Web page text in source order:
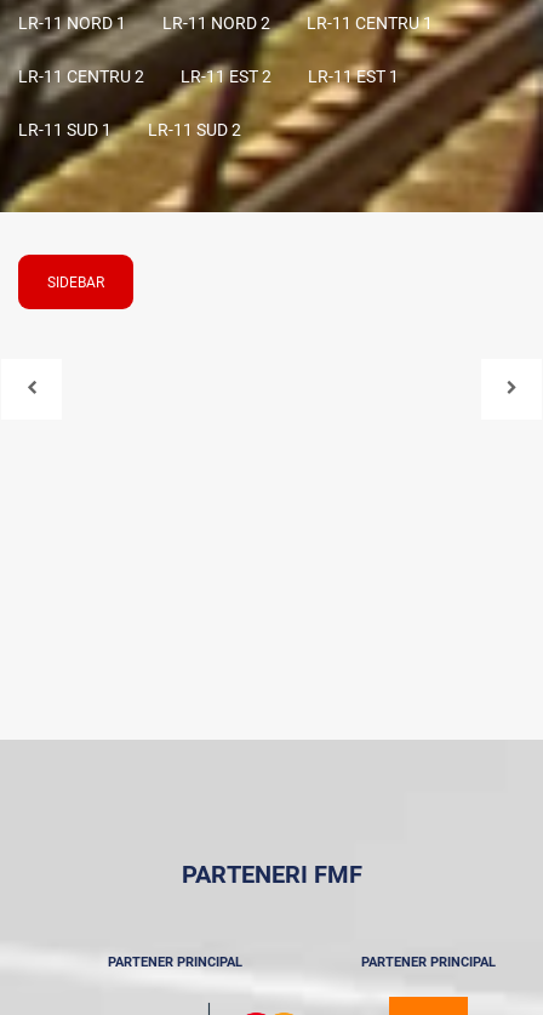
LR-11 NORD 1 LR-11 NORD 2 LR-11 CENTRU 1
LR-11 CENTRU 2 LR-11 EST 2 LR-11 EST 1
LR-11 SUD 1 LR-11 SUD 2
SIDEBAR
PARTENERI FMF
PARTENER PRINCIPAL PARTENER PRINCIPAL